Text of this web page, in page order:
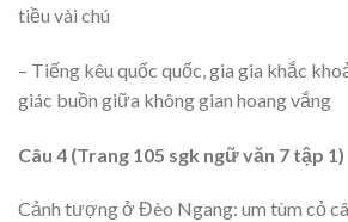
tiều vài chú
– Tiếng kêu quốc quốc, gia gia khắc
giác buồn giữa không gian hoang vắng
Câu 4 (Trang 105 sgk ngữ văn 7 tập 1)
Cảnh tượng ở Đèo Ngang: um tùm cỏ